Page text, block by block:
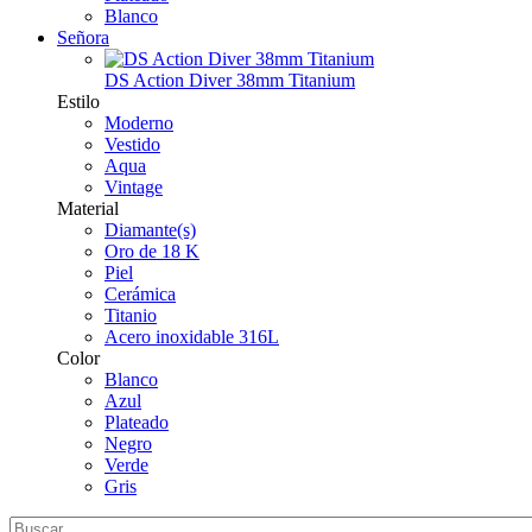
Blanco
Señora
DS Action Diver 38mm Titanium
Estilo
Moderno
Vestido
Aqua
Vintage
Material
Diamante(s)
Oro de 18 K
Piel
Cerámica
Titanio
Acero inoxidable 316L
Color
Blanco
Azul
Plateado
Negro
Verde
Gris